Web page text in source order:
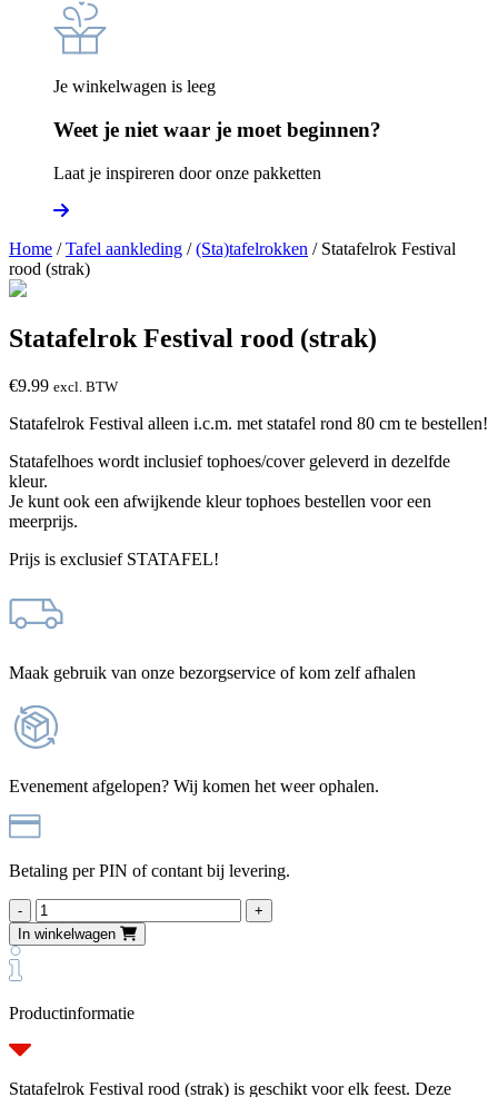
Je winkelwagen is leeg
Weet je niet waar je moet beginnen?
Laat je inspireren door onze pakketten
Home /Tafel aankleding /(Sta)tafelrokken / Statafelrok Festival
rood (strak)
Statafelrok Festival rood (strak)
€9.99 excl. BTW
Statafelrok Festival alleen i.c.m. met statafel rond 80 cm te bestellen!
Statafelhoes wordt inclusief tophoes/cover geleverd in dezelfde
kleur.
Je kunt ook een afwijkende kleur tophoes bestellen voor een
meerprijs.
Prijs is exclusief STATAFEL!
Maak gebruik van onze bezorgservice of kom zelf afhalen
Evenement afgelopen? Wij komen het weer ophalen.
Betaling per PIN of contant bij levering.
Statafelrok
Festival
rood
(strak)
aantal
In winkelwagen
Productinformatie
Statafelrok Festival rood (strak) is geschikt voor elk feest. Deze